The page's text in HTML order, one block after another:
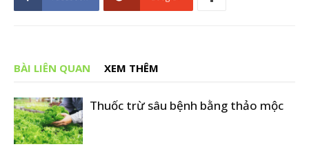
BÀI LIÊN QUAN XEM THÊM
Thuốc trừ sâu bệnh bằng thảo mộc